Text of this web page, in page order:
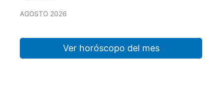
AGOSTO 2026
Ver horóscopo del mes